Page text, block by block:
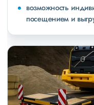
возможность
посещением и